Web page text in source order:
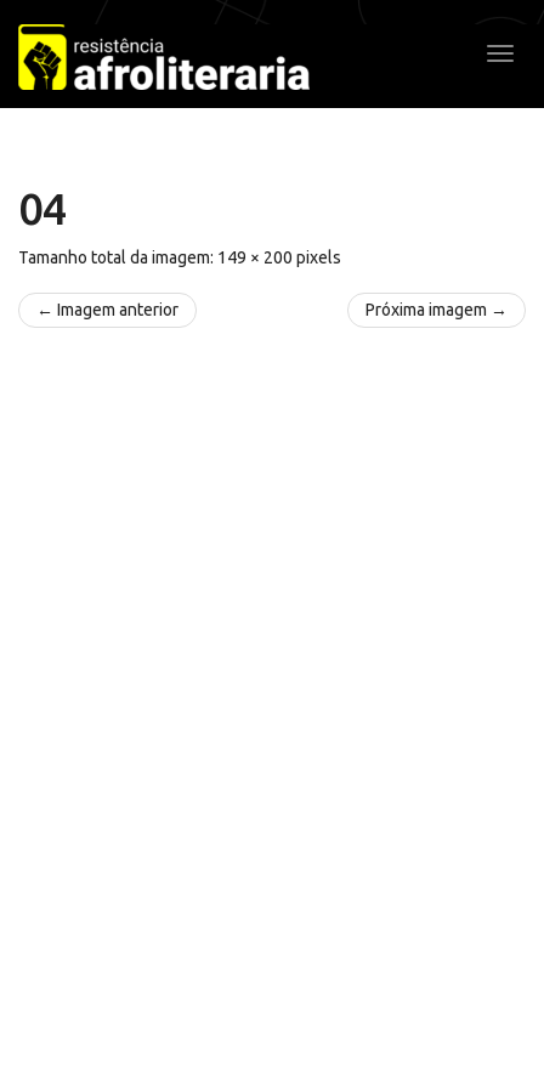
Pular
para
o
conteúdo
04
Tamanho total da imagem: 149 × 200 pixels
← Imagem anterior Próxima imagem →